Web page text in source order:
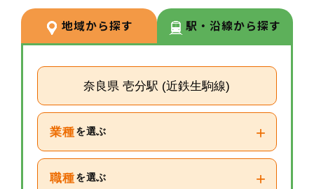
ーターや研修など＋αの業務チャ
レンジの可能性もございます。
地域から探す 駅・沿線から探す
奈良県 壱分駅 (近鉄生駒線)
業種 を選ぶ +
職種 を選ぶ +